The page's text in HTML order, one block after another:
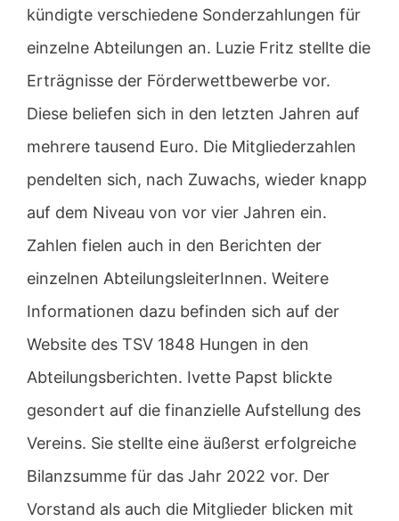
kündigte verschiedene Sonderzahlungen für
einzelne Abteilungen an. Luzie Fritz stellte die
Erträgnisse der Förderwettbewerbe vor.
Diese beliefen sich in den letzten Jahren auf
mehrere tausend Euro. Die Mitgliederzahlen
pendelten sich, nach Zuwachs, wieder knapp
auf dem Niveau von vor vier Jahren ein.
Zahlen fielen auch in den Berichten der
einzelnen AbteilungsleiterInnen. Weitere
Informationen dazu befinden sich auf der
Website des TSV 1848 Hungen in den
Abteilungsberichten. Ivette Papst blickte
gesondert auf die finanzielle Aufstellung des
Vereins. Sie stellte eine äußerst erfolgreiche
Bilanzsumme für das Jahr 2022 vor. Der
Vorstand als auch die Mitglieder blicken mit